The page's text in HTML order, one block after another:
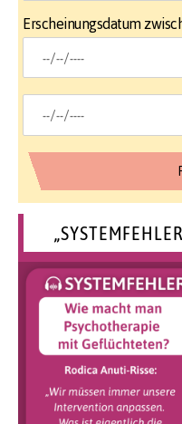
Erscheinungsdatum